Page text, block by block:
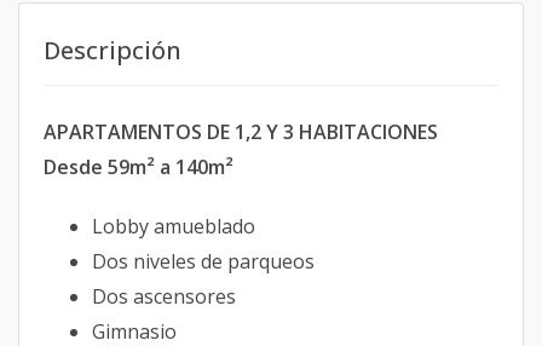
Descripción
APARTAMENTOS DE 1,2 Y 3 HABITACIONES
Desde 59m² a 140m²
Lobby amueblado
Dos niveles de parqueos
Dos ascensores
Gimnasio